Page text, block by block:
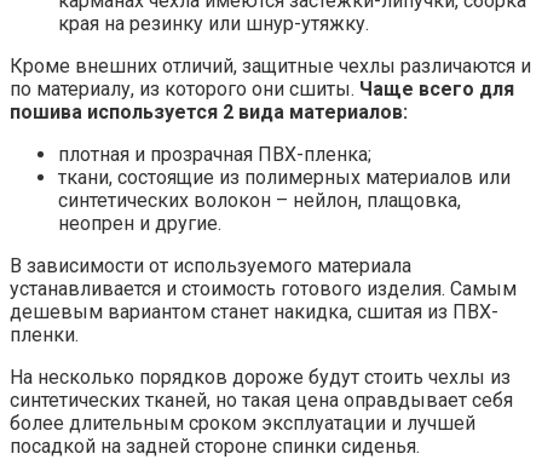
края на резинку или шнур-утяжку.
Кроме внешних отличий, защитные чехлы различаются и
по материалу, из которого они сшиты. Чаще всего для
пошива используется 2 вида материалов:
плотная и прозрачная ПВХ-пленка;
ткани, состоящие из полимерных материалов или
синтетических волокон – нейлон, плащовка,
неопрен и другие.
В зависимости от используемого материала
устанавливается и стоимость готового изделия. Самым
дешевым вариантом станет накидка, сшитая из ПВХ-
пленки.
На несколько порядков дороже будут стоить чехлы из
синтетических тканей, но такая цена оправдывает себя
более длительным сроком эксплуатации и лучшей
посадкой на задней стороне спинки сиденья.